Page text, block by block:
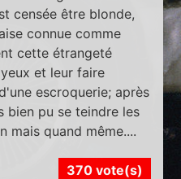
censée être blonde,
connue comme
cette étrangeté
et leur faire
escroquerie; après
bien pu se teindre les
mais quand même....
370 vote(s)